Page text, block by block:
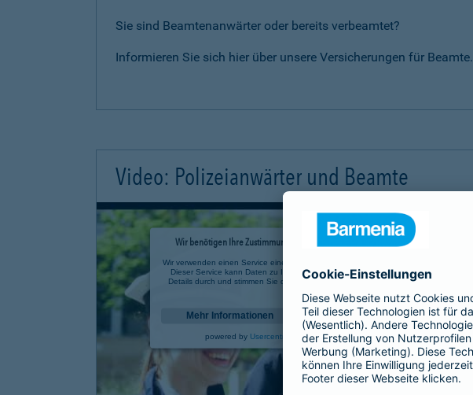
Sie sind Beamtenanwärter oder bereits verbeamtet?
Informieren Sie sich hier über unsere Versicherungen für Beamte.
Video: Polizeianwärter und Beamte
Wir benötigen Ihre Zustimmung, um den YouTube Video-Service zu laden!
Wir verwenden einen Service eines Drittanbieters, um Videoinhalte einzubetten.
Dieser Service kann Daten zu Ihren Aktivitäten sammeln. Bitte lesen Sie die
Details durch und stimmen Sie der Nutzung des Service zu, um dieses Video
Mehr Informationen Akzeptieren
powered by Usercentrics Consent Management Platform